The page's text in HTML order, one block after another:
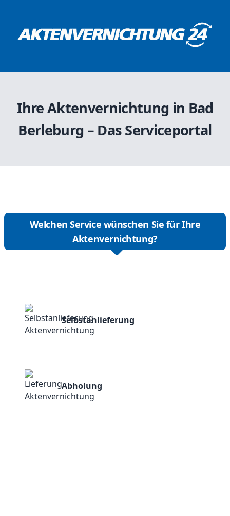
Ihre Aktenvernichtung in Bad
Berleburg – Das Serviceportal
Welchen Service wünschen Sie für Ihre
Aktenvernichtung?
Selbstanlieferung
Abholung